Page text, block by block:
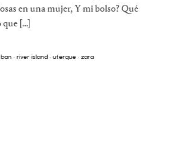
en una mujer, Y mi bolso? Qué
que […]
· river island· uterque· zara